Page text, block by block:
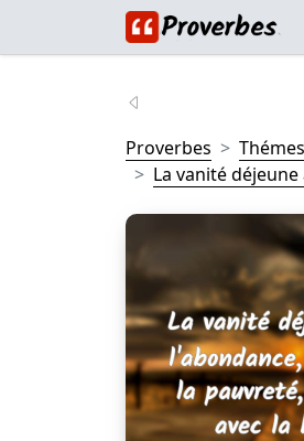
Proverbes Thémes
La vanité